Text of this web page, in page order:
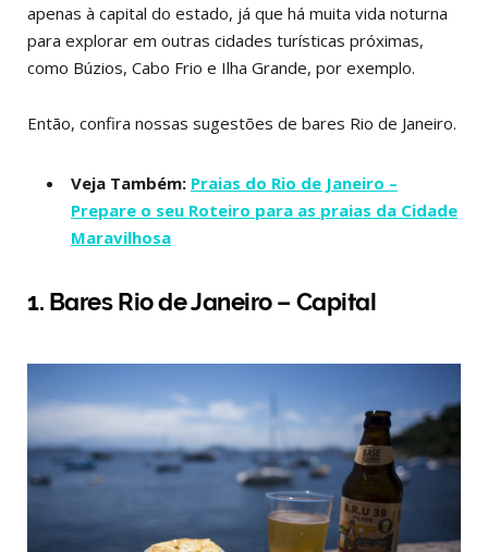
apenas à capital do estado, já que há muita vida noturna
para explorar em outras cidades turísticas próximas,
como Búzios, Cabo Frio e Ilha Grande, por exemplo.
Então, confira nossas sugestões de bares Rio de Janeiro.
Veja Também: Praias do Rio de Janeiro –
Prepare o seu Roteiro para as praias da Cidade
Maravilhosa
1. Bares Rio de Janeiro – Capital